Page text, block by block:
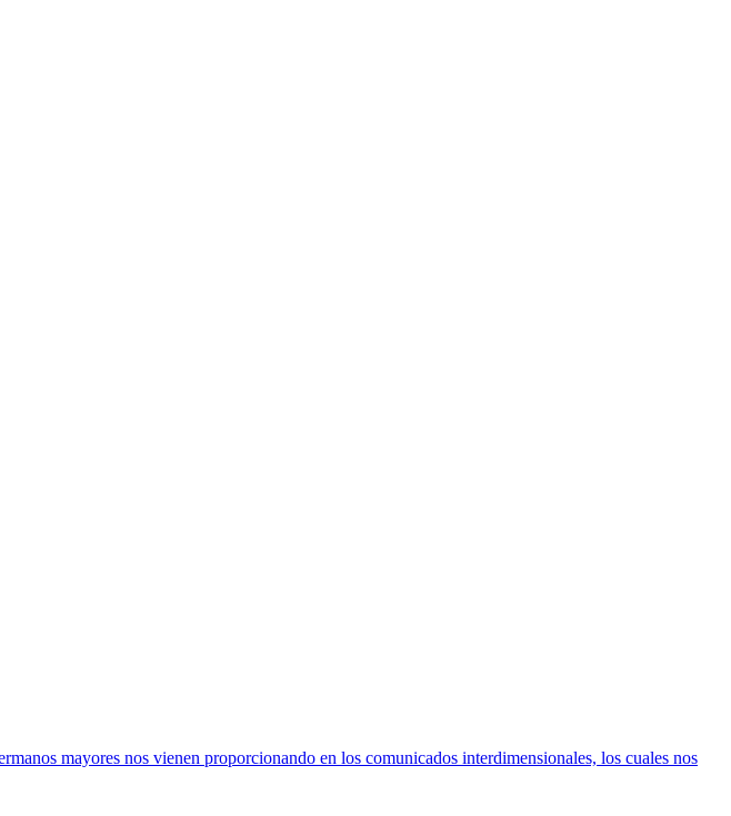
mayores nos vienen proporcionando en los comunicados interdimensionales, los cuales nos